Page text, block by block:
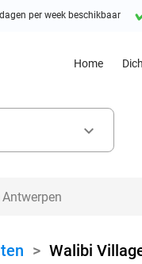
per week beschikbaar
Home
keyboard_arrow_down
> Walibi